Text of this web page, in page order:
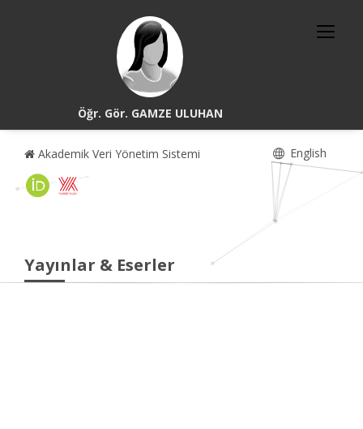
Öğr. Gör. GAMZE ULUHAN
Akademik Veri Yönetim Sistemi English
Yayınlar & Eserler